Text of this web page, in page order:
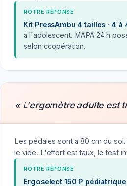
NOTRE RÉPONSE
Kit PressAmbu 4 tailles · 4 à
à l'adolescent. MAPA 24 h
selon coopération.
« L'ergomètre adulte est
Les pédales sont à 80 cm du
le vide. L'effort est faux, le test
NOTRE RÉPONSE
Ergoselect 150 P pédiatrique